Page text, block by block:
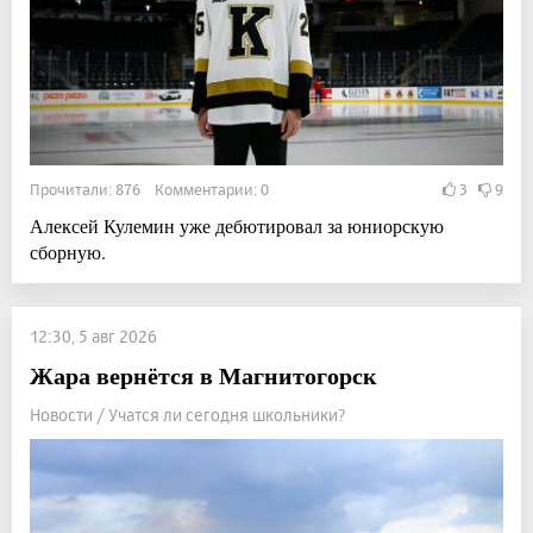
Прочитали: 876 Комментарии: 0 3 9
Алексей Кулемин уже дебютировал за юниорскую
сборную.
12:30, 5 авг 2026
Жара вернётся в Магнитогорск
Новости / Учатся ли сегодня школьники?